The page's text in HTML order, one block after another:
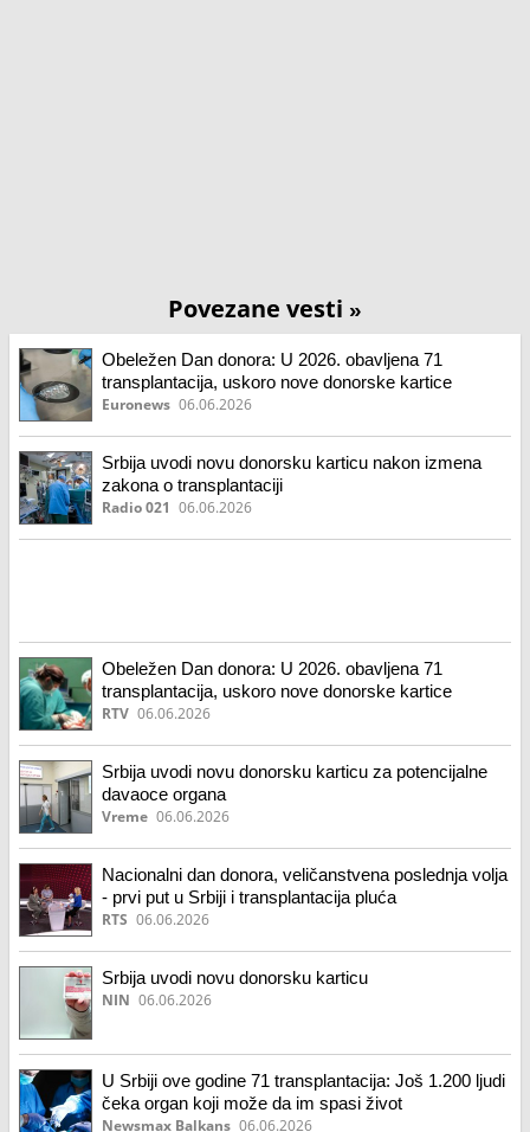
Povezane vesti »
Obeležen Dan donora: U 2026. obavljena 71
transplantacija, uskoro nove donorske kartice
Euronews 06.06.2026
Srbija uvodi novu donorsku karticu nakon izmena
zakona o transplantaciji
Radio 021 06.06.2026
Obeležen Dan donora: U 2026. obavljena 71
transplantacija, uskoro nove donorske kartice
RTV 06.06.2026
Srbija uvodi novu donorsku karticu za potencijalne
davaoce organa
Vreme 06.06.2026
Nacionalni dan donora, veličanstvena poslednja volja
- prvi put u Srbiji i transplantacija pluća
RTS 06.06.2026
Srbija uvodi novu donorsku karticu
NIN 06.06.2026
U Srbiji ove godine 71 transplantacija: Još 1.200 ljudi
čeka organ koji može da im spasi život
Newsmax Balkans 06.06.2026